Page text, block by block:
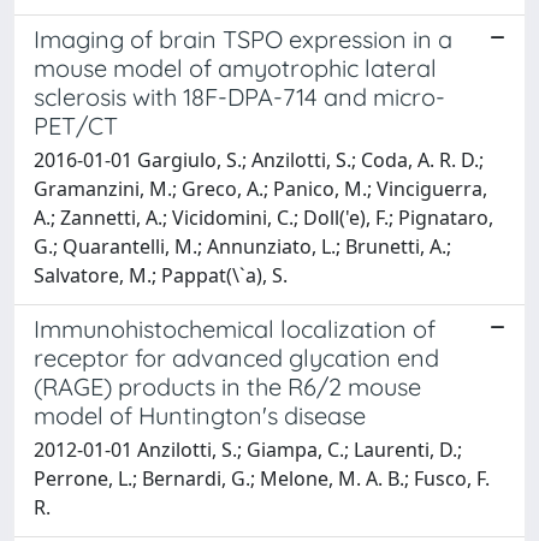
Imaging of brain TSPO expression in a
mouse model of amyotrophic lateral
sclerosis with 18F-DPA-714 and micro-
PET/CT
2016-01-01 Gargiulo, S.; Anzilotti, S.; Coda, A. R. D.;
Gramanzini, M.; Greco, A.; Panico, M.; Vinciguerra,
A.; Zannetti, A.; Vicidomini, C.; Doll('e), F.; Pignataro,
G.; Quarantelli, M.; Annunziato, L.; Brunetti, A.;
Salvatore, M.; Pappat(\`a), S.
Immunohistochemical localization of
receptor for advanced glycation end
(RAGE) products in the R6/2 mouse
model of Huntington's disease
2012-01-01 Anzilotti, S.; Giampa, C.; Laurenti, D.;
Perrone, L.; Bernardi, G.; Melone, M. A. B.; Fusco, F.
R.